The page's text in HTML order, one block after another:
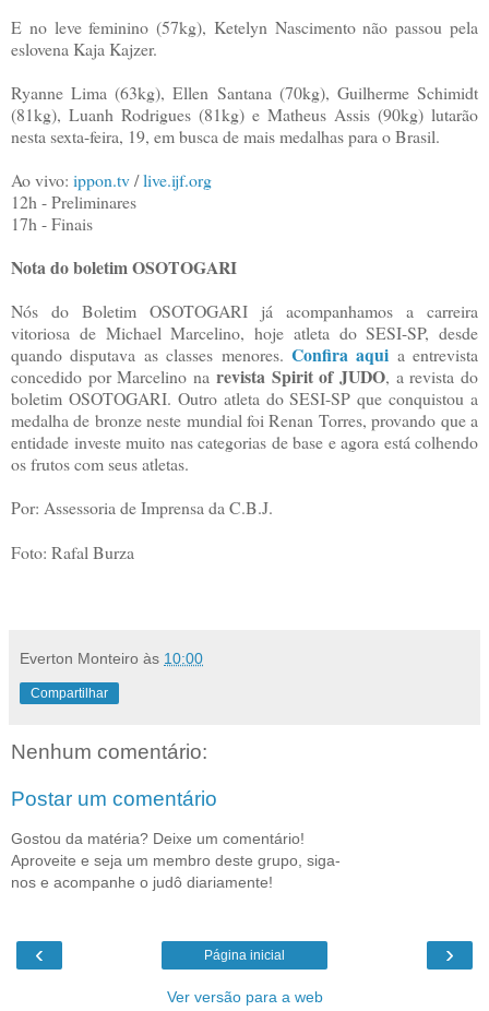
E no leve feminino (57kg), Ketelyn Nascimento não passou pela
eslovena Kaja Kajzer.
Ryanne Lima (63kg), Ellen Santana (70kg), Guilherme Schimidt
(81kg), Luanh Rodrigues (81kg) e Matheus Assis (90kg) lutarão
nesta sexta-feira, 19, em busca de mais medalhas para o Brasil.
Ao vivo: ippon.tv/live.ijf.org
12h - Preliminares
17h - Finais
Nota do boletim OSOTOGARI
Nós do Boletim OSOTOGARI já acompanhamos a carreira
vitoriosa de Michael Marcelino, hoje atleta do SESI-SP, desde
quando disputava as classes menores. Confira aqui a entrevista
concedido por Marcelino na revista Spirit of JUDO, a revista do
boletim OSOTOGARI. Outro atleta do SESI-SP que conquistou a
medalha de bronze neste mundial foi Renan Torres, provando que a
entidade investe muito nas categorias de base e agora está colhendo
os frutos com seus atletas.
Por: Assessoria de Imprensa da C.B.J.
Foto: Rafal Burza
Everton Monteiro às 10:00
Compartilhar
Nenhum comentário:
Postar um comentário
Gostou da matéria? Deixe um comentário!
Aproveite e seja um membro deste grupo, siga-
nos e acompanhe o judô diariamente!
‹ ›
Página inicial
Ver versão para a web